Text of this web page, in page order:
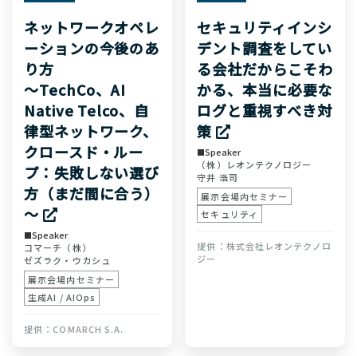
ネットワークオペレ
ーションの今後のあ
り方
～TechCo、AI
Native Telco、自
律型ネットワーク、
クロースド・ルー
プ：失敗しない選び
方（まだ間に合う）
～
Speaker
コマーチ（株）
ゼズラク・ウカシュ
展示会場内セミナー
生成AI / AIOps
COMARCH S.A.
セキュリティインシ
デント調査をしてい
る会社だからこそわ
かる、本当に必要な
ログと重視すべき対
策
Speaker
（株）レオンテクノロジー
守井 浩司
展示会場内セミナー
セキュリティ
株式会社レオンテクノロ
ジー